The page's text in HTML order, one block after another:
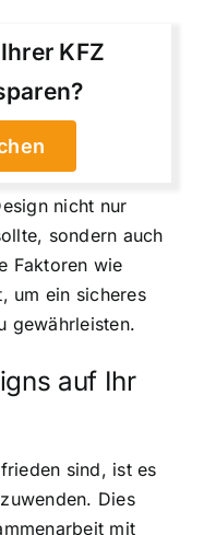
KFZ
nicht nur
sondern auch
Faktoren wie
um ein sicheres
gewährleisten.
auf Ihr
sind, ist es
Dies
mit